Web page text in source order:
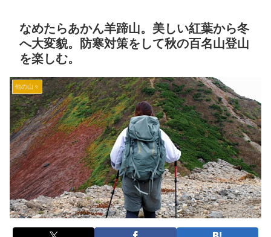
なめたらあかん羊蹄山。美しい紅葉から冬
へ大変貌。防寒対策をして秋の百名山登山
を楽しむ。
他の山々